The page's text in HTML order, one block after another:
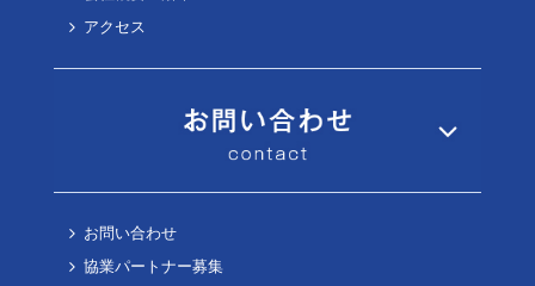
アクセス
お問い合わせ
協業パートナー募集